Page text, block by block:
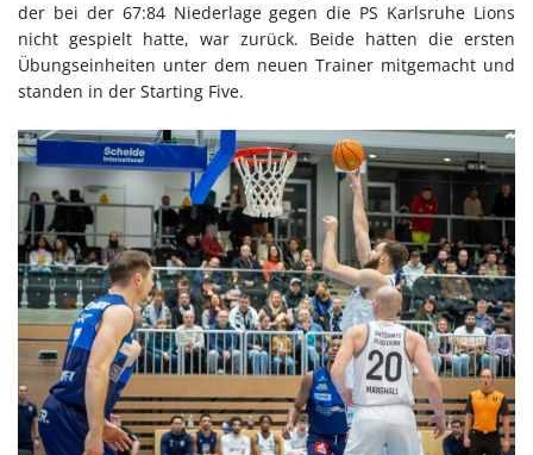
der bei der 67:84 Niederlage gegen die PS Karlsruhe Lions
nicht gespielt hatte, war zurück. Beide hatten die ersten
Übungseinheiten unter dem neuen Trainer mitgemacht und
standen in der Starting Five.